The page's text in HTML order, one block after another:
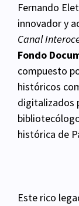
Fernando
innovador y
Canal
Fondo
compuesto
históricos
digitalizados
histórica de
Este rico